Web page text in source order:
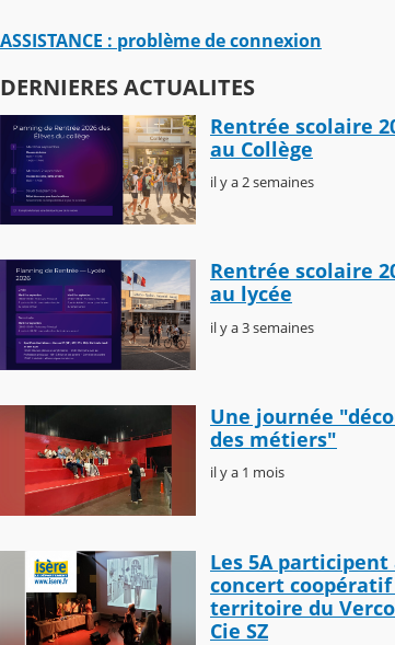
ASSISTANCE : problème de connexion
DERNIERES ACTUALITES
Rentrée scolaire
au Collège
il y a 2 semaines
Rentrée scolaire
au lycée
il y a 3 semaines
Une journée
des métiers"
il y a 1 mois
Les 5A participent
concert
territoire du
Cie SZ